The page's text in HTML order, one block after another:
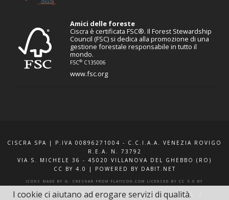
Amici delle foreste
Ciscra è certificata FSC®. Il Forest Stewardship
Council (FSC) si dedica alla promozione di una
gestione forestale responsabile in tutto il
mondo.
FSC® C135006
www.fsc.org
CISCRA SPA | P.IVA 00896271004 - C.C.I.A.A. VENEZIA ROVIGO
R.E.A. N. 73792
VIA S. MICHELE 36 - 45020 VILLANOVA DEL GHEBBO (RO)
CC BY 4.0
| POWERED BY DABIT.NET
ICONS MADE BY G. CRESNAR FROM FLATICON.COM LICENSED BY CC 3.0 BY
F.A.Q. XQUOTE.IT INFO E CONTATTI BLOG
I cookie ci aiutano ad erogare servizi di qualità.